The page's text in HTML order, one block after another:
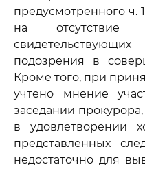
предусмотренного ч.
на отсутствие
подозрения в
Кроме того, при
учтено мнение
заседании
в удовлетворении
представленных
недостаточно для